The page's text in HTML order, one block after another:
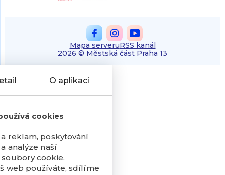
2026 © Městská část Praha 13
Mapa serveruRSS kanál